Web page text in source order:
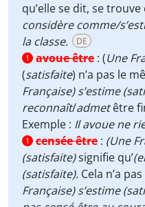
qu’elle se dit, se
considère comme/
la classe.
DE
1 avoue être : (Une
(satisfaite) n’a pas le
Française) s’estime
reconnaît/admetêtre
Exemple : Il avoue ne
1 censée être : (Une
(satisfaite)signifie qu’
(satisfaite). Cela n’a
Française) s’estime